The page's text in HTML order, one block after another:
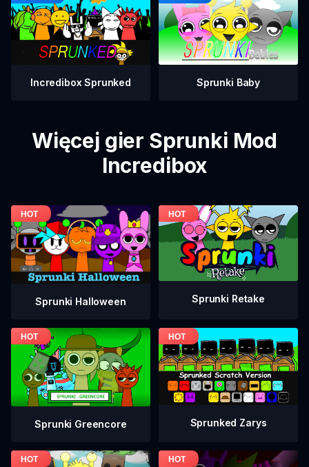
Incredibox Sprunked Sprunki Baby
Więcej gier Sprunki Mod
Incredibox
Sprunki Halloween Sprunki Retake
Sprunki Greencore Sprunked Zarys